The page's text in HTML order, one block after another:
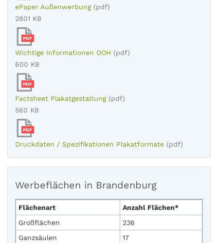
ePaper Außenwerbung (pdf)
2801 KB
PDF
Wichtige Informationen OOH (pdf)
600 KB
PDF
Factsheet Plakatgestaltung (pdf)
560 KB
PDF
Druckdaten / Spezifikationen Plakatformate (pdf)
Werbeflächen in Brandenburg
Flächenart
Anzahl Flächen*
Großflächen
236
Ganzsäulen
17